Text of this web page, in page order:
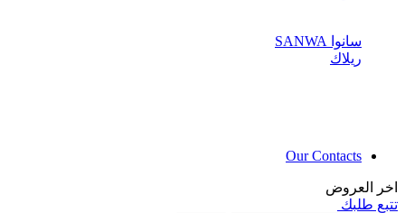
سانوا SANWA
ريلاك
Our Contacts
اخر العروض
تتبع طلبك